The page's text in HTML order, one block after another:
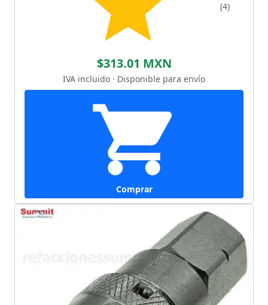
(4)
$313.01 MXN
IVA incluido · Disponible para envío
Comprar